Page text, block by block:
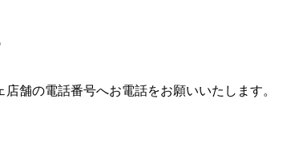
舗の電話番号へお電話をお願いいたします。